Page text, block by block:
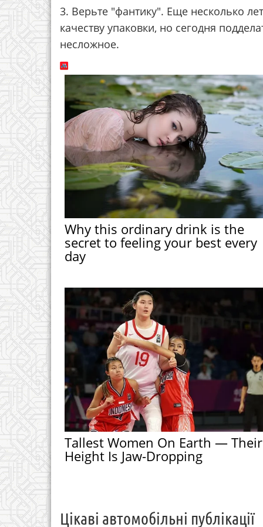
3. Верьте "фантику". Еще несколько
качеству упаковки, но сегодня
несложное.
Why this ordinary drink is the
secret to feeling your best every
day
Tallest Women On Earth — Their
Height Is Jaw-Dropping
Цікаві автомобільні публікації